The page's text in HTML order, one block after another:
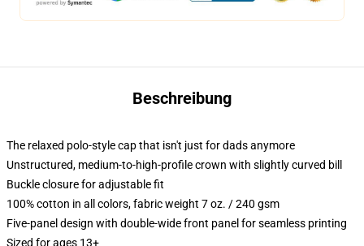
Beschreibung
The relaxed polo-style cap that isn't just for dads anymore
Unstructured, medium-to-high-profile crown with slightly curved bill
Buckle closure for adjustable fit
100% cotton in all colors, fabric weight 7 oz. / 240 gsm
Five-panel design with double-wide front panel for seamless printing
Sized for ages 13+